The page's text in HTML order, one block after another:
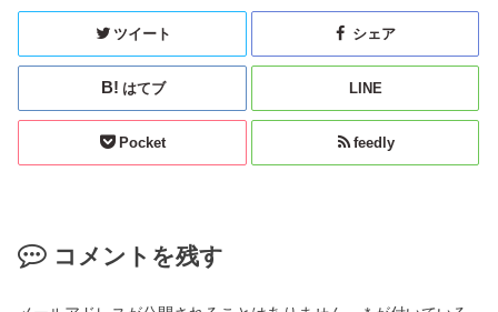
ツイート シェア
はてブ LINE
Pocket feedly
コメントを残す